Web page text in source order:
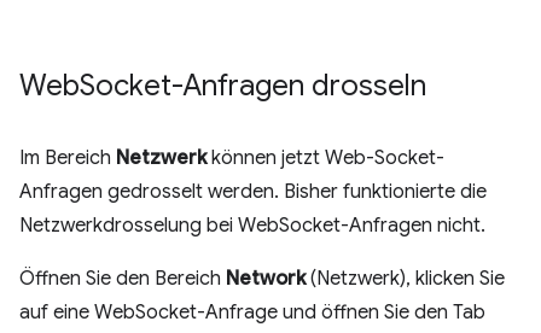
WebSocket-Anfragen drosseln
Im Bereich Netzwerkkönnen jetzt Web-Socket-
Anfragen gedrosselt werden. Bisher funktionierte die
Netzwerkdrosselung bei WebSocket-Anfragen nicht.
Öffnen Sie den Bereich Network(Netzwerk), klicken Sie
auf eine WebSocket-Anfrage und öffnen Sie den Tab